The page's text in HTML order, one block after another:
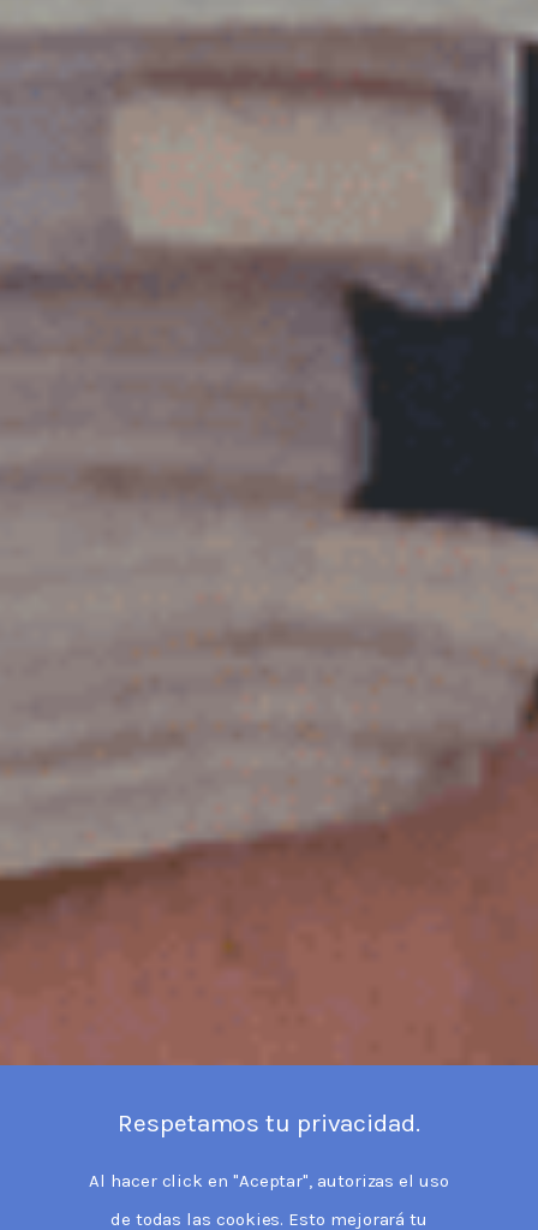
Respetamos tu privacidad.
Al hacer click en "Aceptar", autorizas el uso
de todas las cookies. Esto mejorará tu